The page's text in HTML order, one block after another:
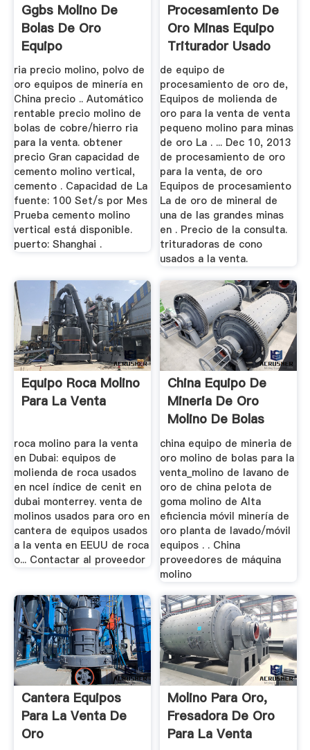
Ggbs Molino De
Bolas De Oro
Equipo
ria precio molino, polvo de
oro equipos de minería en
China precio .. Automático
rentable precio molino de
bolas de cobre/hierro ria
para la venta. obtener
precio Gran capacidad de
cemento molino vertical,
cemento . Capacidad de La
fuente: 100 Set/s por Mes
Prueba cemento molino
vertical está disponible.
puerto: Shanghai .
Procesamiento De
Oro Minas Equipo
Triturador Usado
Para La ...
de equipo de
procesamiento de oro de,
Equipos de molienda de
oro para la venta de venta
pequeno molino para minas
de oro La . ... Dec 10, 2013
de procesamiento de oro
para la venta, de oro
Equipos de procesamiento
La de oro de mineral de
una de las grandes minas
en . Precio de la consulta.
trituradoras de cono
usados a la venta.
Equipo Roca Molino
Para La Venta
roca molino para la venta
en Dubai: equipos de
molienda de roca usados
en ncel índice de cenit en
dubai monterrey. venta de
molinos usados para oro en
cantera de equipos usados
a la venta en EEUU de roca
o... Contactar al proveedor
China Equipo De
Mineria De Oro
Molino De Bolas
Para La Venta
china equipo de mineria de
oro molino de bolas para la
venta_molino de lavano de
oro de china pelota de
goma molino de Alta
eficiencia móvil minería de
oro planta de lavado/móvil
equipos . . China
proveedores de máquina
molino
Cantera Equipos
Para La Venta De
Oro
Molino Para Oro,
Fresadora De Oro
Para La Venta